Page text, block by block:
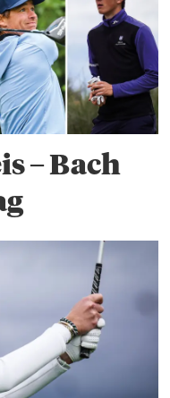
– Bach